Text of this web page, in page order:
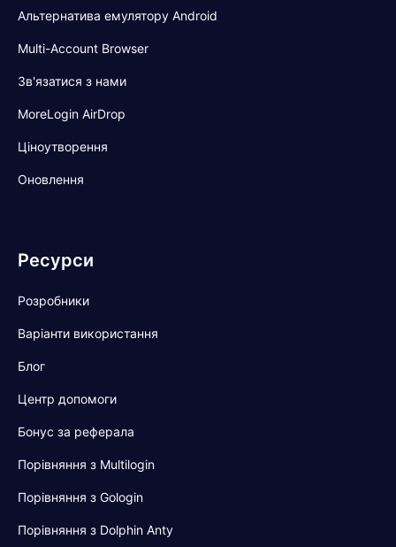
Альтернатива емулятору Android
Multi-Account Browser
Зв'язатися з нами
MoreLogin AirDrop
Ціноутворення
Оновлення
Ресурси
Розробники
Варіанти використання
Блог
Центр допомоги
Бонус за реферала
Порівняння з Multilogin
Порівняння з Gologin
Порівняння з Dolphin Anty